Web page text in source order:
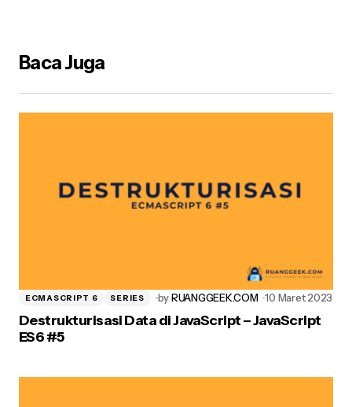
Simpan nama, email, dan situs web saya pada peramban ini
Baca Juga
ECMASCRIPT 6 SERIES byRUANGGEEK.COM 10 Maret 2023
Destrukturisasi Data di JavaScript – JavaScript
ES6 #5